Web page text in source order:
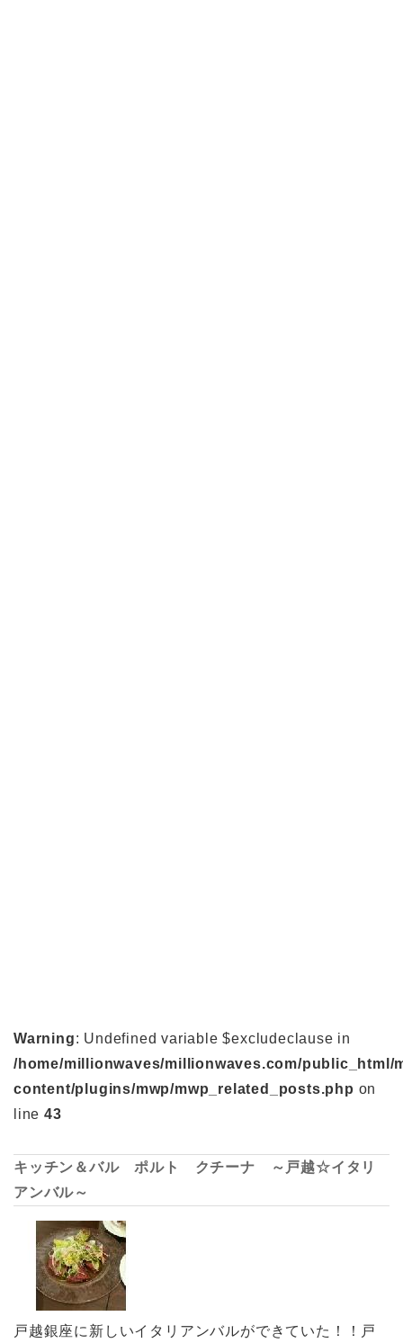
Warning: Undefined variable $excludeclause in
/home/millionwaves/millionwaves.com/public_html/
content/plugins/mwp/mwp_related_posts.php on
line 43
キッチン＆バル ポルト クチーナ ～戸越☆イタリ
アンバル～
戸越銀座に新しいイタリアンバルができていた！！戸